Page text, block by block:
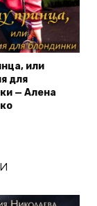
или
для
— Алена